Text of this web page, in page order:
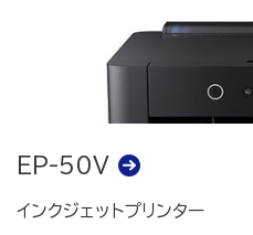
EP-50V
インクジェットプリンター